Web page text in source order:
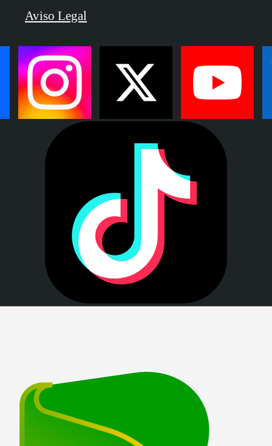
Aviso Legal